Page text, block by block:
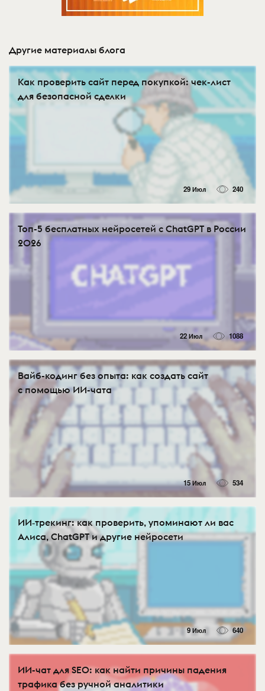
Другие материалы блога
Как проверить сайт перед покупкой: чек-лист
для безопасной сделки
29 Июл 240
Топ-5 бесплатных нейросетей с ChatGPT в России
2026
22 Июл 1088
Вайб-кодинг без опыта: как создать сайт
с помощью ИИ-чата
15 Июл 534
ИИ‑трекинг: как проверить, упоминают ли вас
Алиса, ChatGPT и другие нейросети
9 Июл 640
ИИ-чат для SEO: как найти причины падения
трафика без ручной аналитики